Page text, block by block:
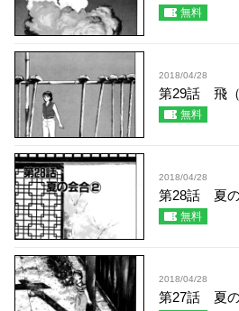
無料
2018/04/28
第29話 飛
無料
2018/04/28
第28話 夏の
無料
2018/04/28
第27話 夏の